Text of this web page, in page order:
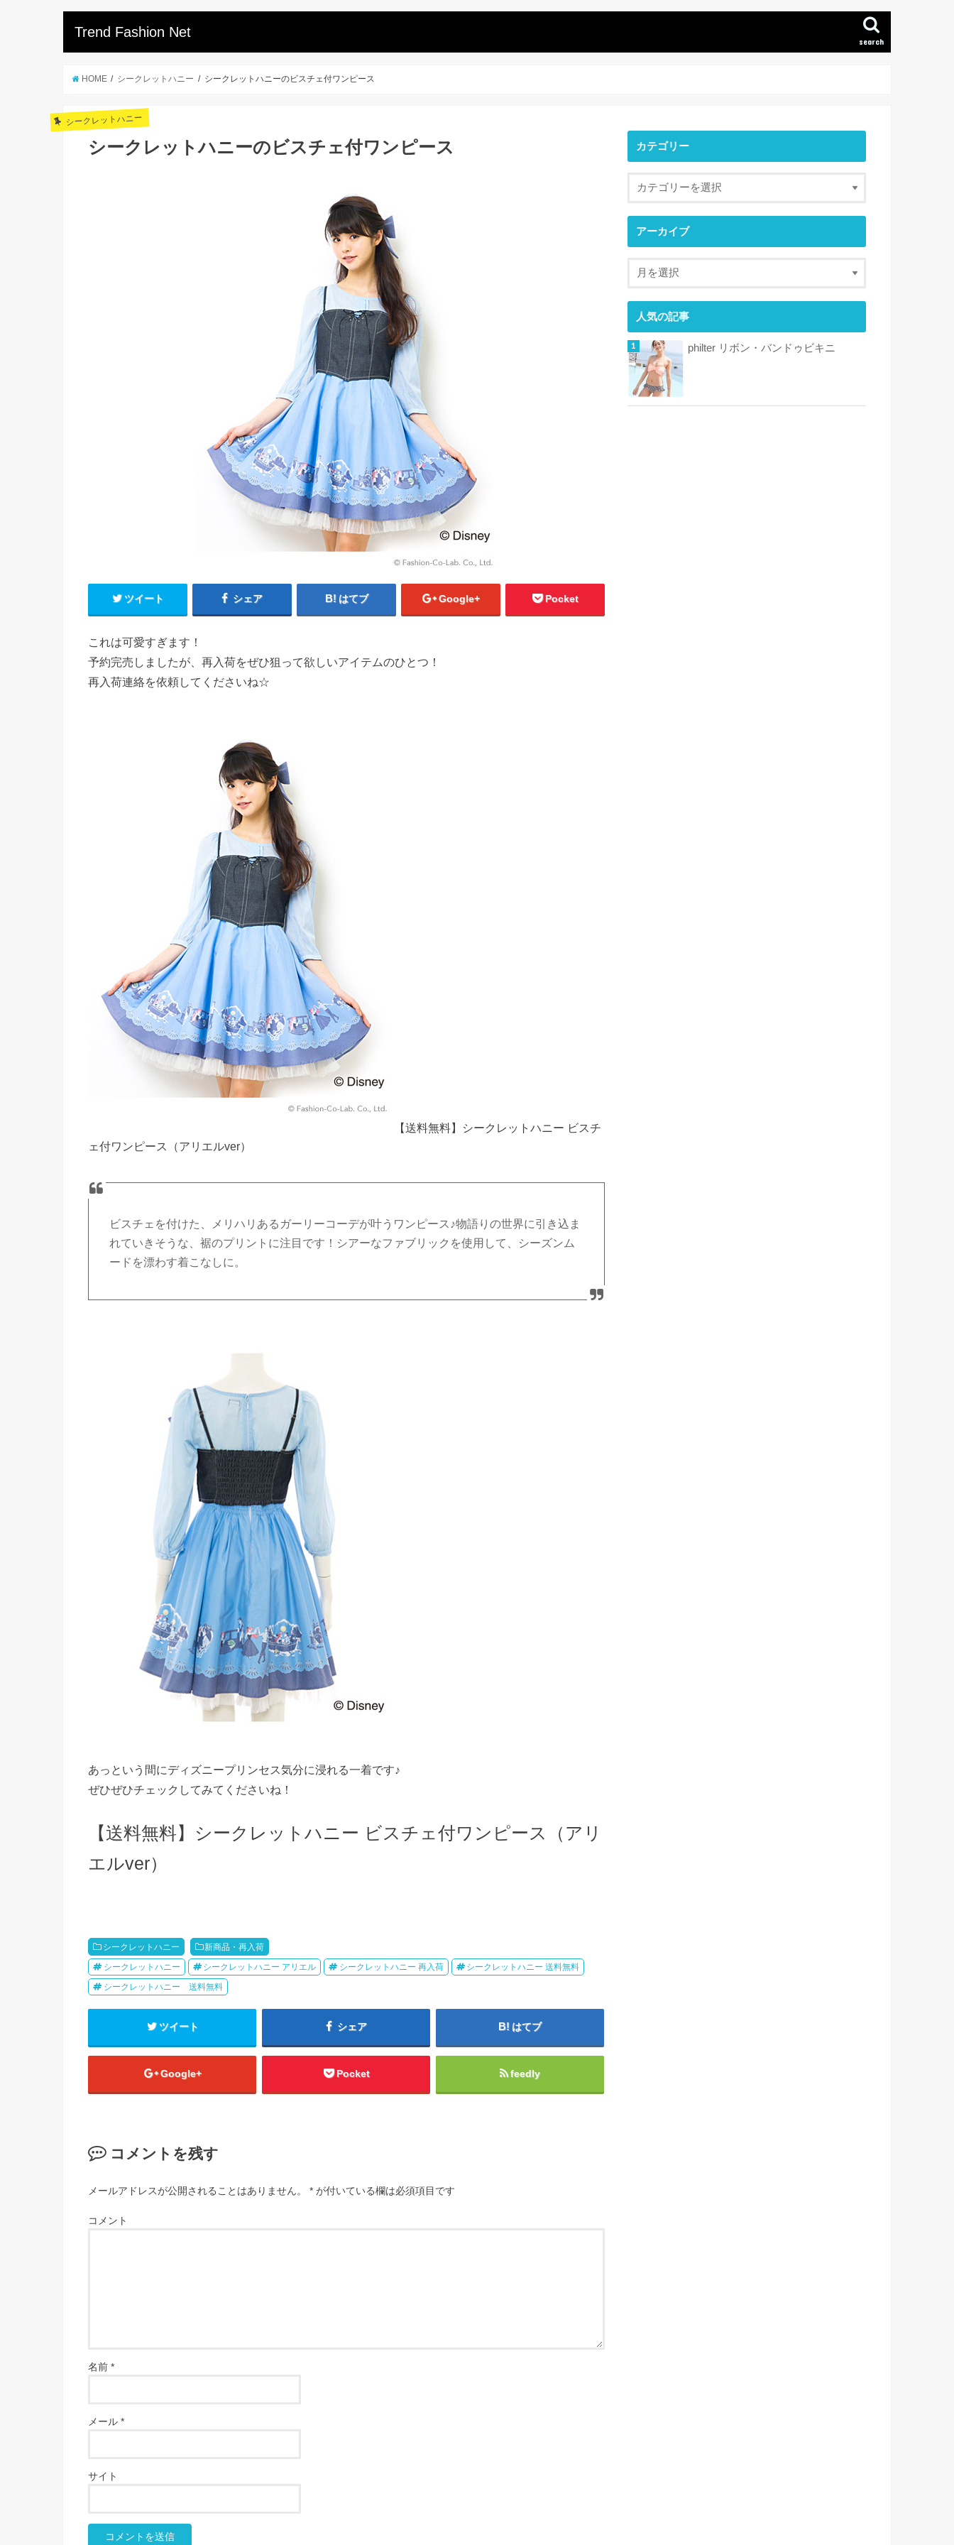
Trend Fashion Net
search
HOME シークレットハニー シークレットハニーのビスチェ付ワンピース
シークレットハニー
シークレットハニーのビスチェ付ワンピース
ツイート シェア はてブ Google+ Pocket
これは可愛すぎます！
予約完売しましたが、再入荷をぜひ狙って欲しいアイテムのひとつ！
再入荷連絡を依頼してくださいね☆
【送料無料】シークレットハニー ビスチ
ェ付ワンピース（アリエルver）
ビスチェを付けた、メリハリあるガーリーコーデが叶うワンピース♪物語りの世界に引き込ま
れていきそうな、裾のプリントに注目です！シアーなファブリックを使用して、シーズンム
ードを漂わす着こなしに。
あっという間にディズニープリンセス気分に浸れる一着です♪
ぜひぜひチェックしてみてくださいね！
【送料無料】シークレットハニー ビスチェ付ワンピース（アリ
エルver）
シークレットハニー 新商品・再入荷
シークレットハニー シークレットハニー アリエル シークレットハニー 再入荷 シークレットハニー 送料無料
シークレットハニー 送料無料
ツイート シェア はてブ
Google+ Pocket feedly
コメントを残す
メールアドレスが公開されることはありません。 * が付いている欄は必須項目です
コメント
名前 *
メール *
サイト
カテゴリー
アーカイブ
人気の記事
philter リボン・バンドゥビキニ